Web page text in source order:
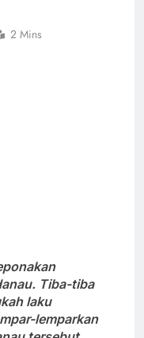
2 Mins
Tiba-tiba
laku
lemparkan